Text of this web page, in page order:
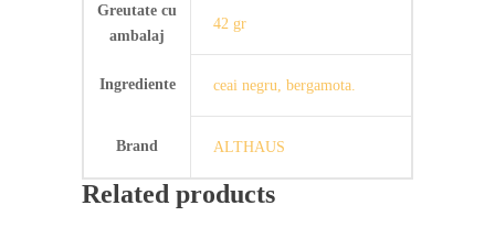
Greutate cu
ambalaj
42 gr
Ingrediente ceai negru, bergamota.
Brand ALTHAUS
Related products